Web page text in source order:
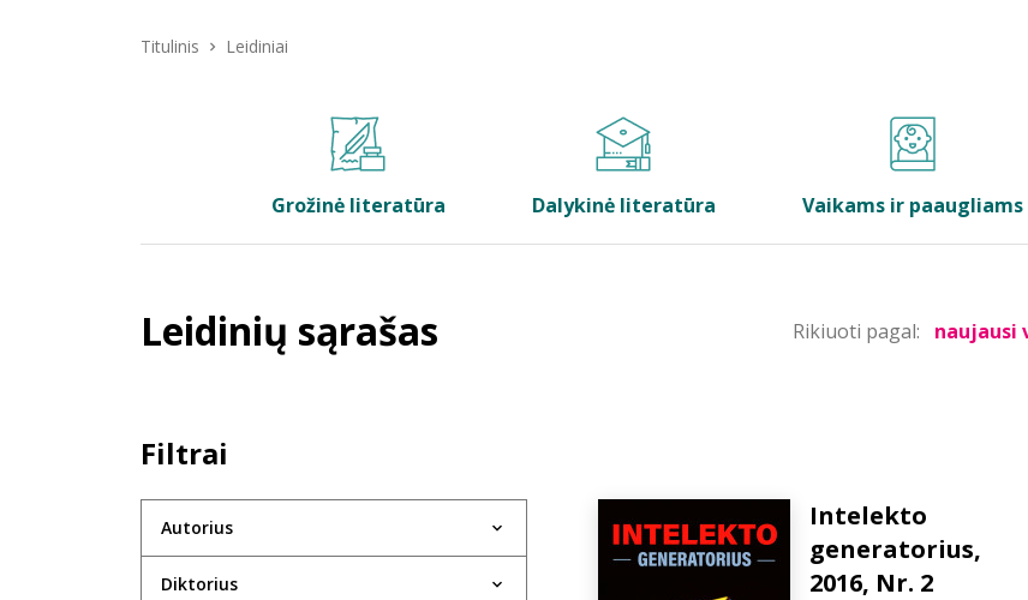
Titulinis Leidiniai
Grožinė literatūra Dalykinė literatūra Vaikams ir paaugliams
Leidinių sąrašas Rikiuoti pagal:
Filtrai
Autorius
Diktorius
Intelekto
generatorius,
2016, Nr. 2